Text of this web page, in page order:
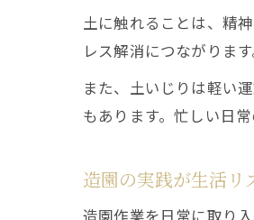
土に触れることは、精
レス解消につながりま
また、土いじりは軽い
もあります。忙しい日
造園の実践が生活リ
造園作業を日常に取り